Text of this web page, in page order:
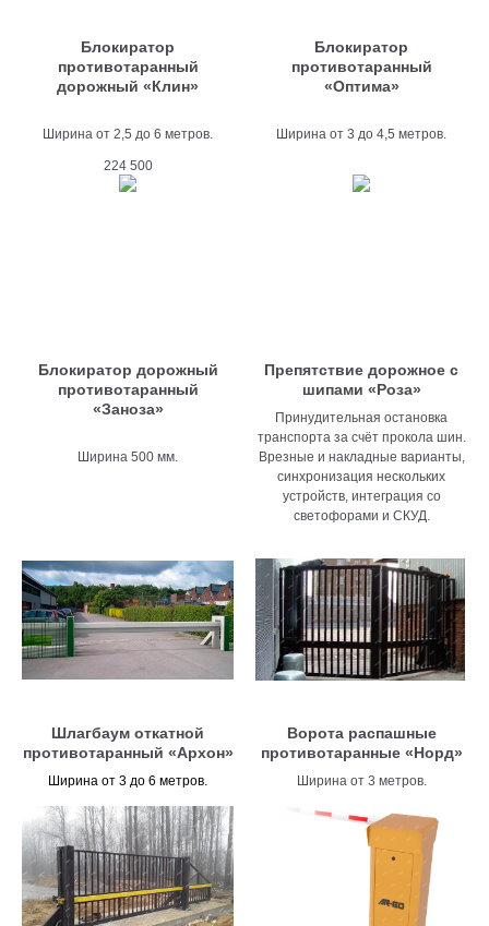
Блокиратор
противотаранный
дорожный «Клин»
Ширина от 2,5 до 6 метров.
224 500
Блокиратор
противотаранный
«Оптима»
Ширина от 3 до 4,5 метров.
Блокиратор дорожный
противотаранный
«Заноза»
Ширина 500 мм.
Препятствие дорожное с
шипами «Роза»
Принудительная остановка
транспорта за счёт прокола шин.
Врезные и накладные варианты,
синхронизация нескольких
устройств, интеграция со
светофорами и СКУД.
Шлагбаум откатной
противотаранный «Архон»
Ширина от 3 до 6 метров.
Ворота распашные
противотаранные «Норд»
Ширина от 3 метров.